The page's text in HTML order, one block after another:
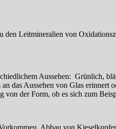
Leitmineralien von
Aussehen: Grünlich,
das Aussehen von Glas
von der Form, ob es sich zum